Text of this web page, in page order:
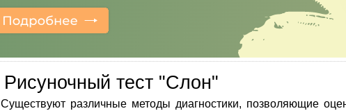
Рисуночный тест "Слон"
Существуют различные методы диагностики, позволяющие